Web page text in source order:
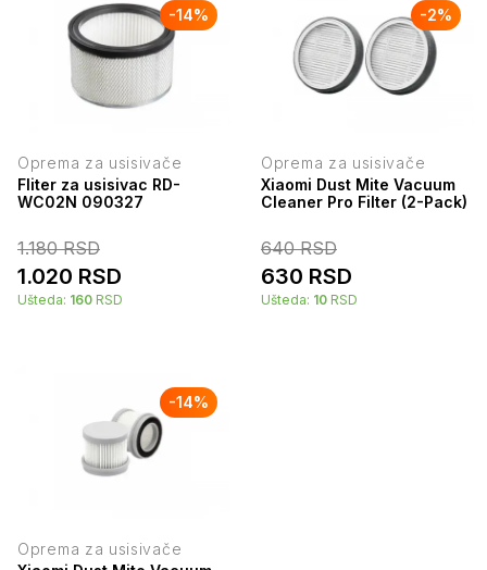
-14%
Oprema za usisivače
Fliter za usisivac RD-
WC02N 090327
1.180RSD
1.020 RSD
Ušteda: 160 RSD
-2%
Oprema za usisivače
Xiaomi Dust Mite Vacuum
Cleaner Pro Filter (2-Pack)
640RSD
630 RSD
Ušteda: 10 RSD
-14%
Oprema za usisivače